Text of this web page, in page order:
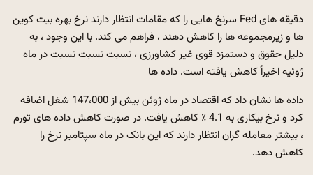
دقیقه های Fed سرنخ هایی را که مقامات انتظار دارند نرخ بهره بیت کوین
ها و زیرمجموعه ها را کاهش دهند ، فراهم می کند. با این وجود ، به
دلیل حقوق و دستمزد قوی غیر کشاورزی ، نسبت نسبت نسبت در ماه
ژوئیه اخیراً کاهش یافته است. داده ها
داده ها نشان داد که اقتصاد در ماه ژوئن بیش از 147،000 شغل اضافه
کرد و نرخ بیکاری به 4.1 ٪ کاهش یافت. در صورت کاهش داده های تورم
، بیشتر معامله گران انتظار دارند که این بانک در ماه سپتامبر نرخ را
کاهش دهد.